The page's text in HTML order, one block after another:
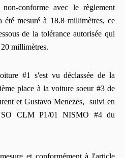
conforme avec le règlement
mesuré à 18.8 millimètres, ce
de la tolérance autorisée qui
millimètres.
#1 s'est vu déclassée de la
place à la voiture soeur #3 de
et Gustavo Menezes, suivi en
CLM P1/01 NISMO #4 du